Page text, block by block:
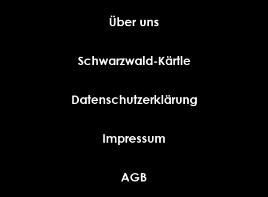
Über uns
Schwarzwald-Kärtle
Datenschutzerklärung
Impressum
AGB